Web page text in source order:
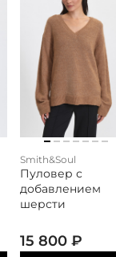
Smith&Soul
Пуловер с
добавлением
шерсти
15 800 ₽